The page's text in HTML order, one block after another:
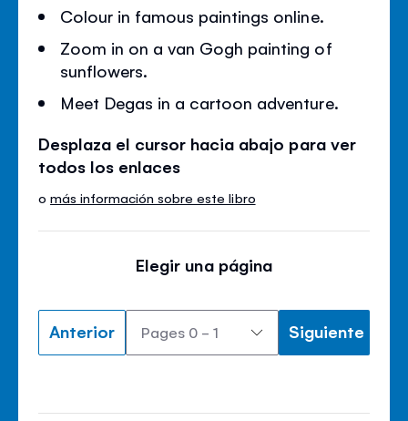
Colour in famous paintings online.
Zoom in on a van Gogh painting of
sunflowers.
Meet Degas in a cartoon adventure.
Desplaza el cursor hacia abajo para ver
todos los enlaces
omás información sobre este libro
Elegir una página
Anterior Siguiente